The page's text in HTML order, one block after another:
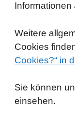
Informationen
Weitere
Cookies
Cookies?“ in
Sie können
einsehen.